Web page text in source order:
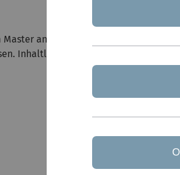
Master angerechnet werden.
Inhaltlich sind Kenntnisse aus der